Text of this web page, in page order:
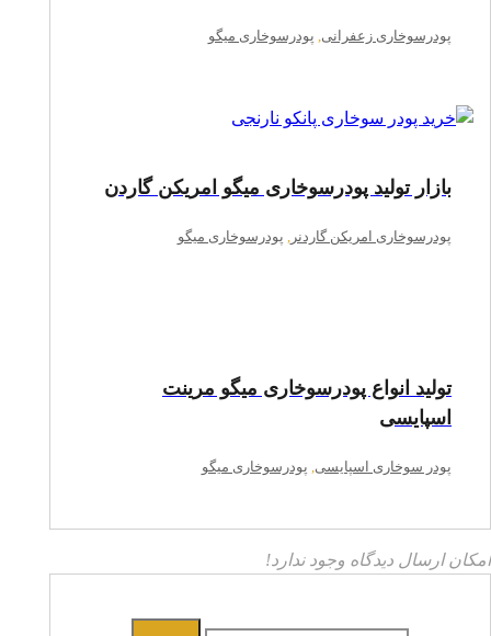
پودرسوخاری زعفرانی, پودرسوخاری میگو
بازار تولید پودرسوخاری میگو امریکن گاردن
پودرسوخاری امریکن گاردنر , پودرسوخاری میگو
تولید انواع پودرسوخاری میگو مرینت
اسپایسی
پودر سوخاری اسپایسی, پودرسوخاری میگو
امکان ارسال دیدگاه وجود ندارد!
جستجو